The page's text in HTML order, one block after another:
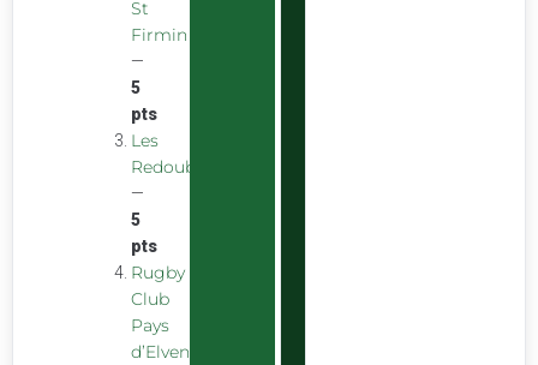
St
Firmin
—
5
pts
Les
Redoubstables
—
5
pts
Rugby
Club
Pays
d’Elven